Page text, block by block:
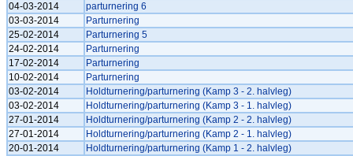
04-03-2014
parturnering 6
03-03-2014
Parturnering
25-02-2014
Parturnering 5
24-02-2014
Parturnering
17-02-2014
Parturnering
10-02-2014
Parturnering
03-02-2014
Holdturnering/parturnering (Kamp 3 - 2. halvleg)
03-02-2014
Holdturnering/parturnering (Kamp 3 - 1. halvleg)
27-01-2014
Holdturnering/parturnering (Kamp 2 - 2. halvleg)
27-01-2014
Holdturnering/parturnering (Kamp 2 - 1. halvleg)
20-01-2014
Holdturnering/parturnering (Kamp 1 - 2. halvleg)